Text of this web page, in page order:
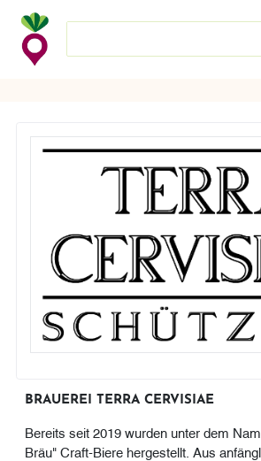
BRAUEREI TERRA CERVISIAE
Bereits seit 2019 wurden unter dem
Bräu" Craft-Biere hergestellt. Aus